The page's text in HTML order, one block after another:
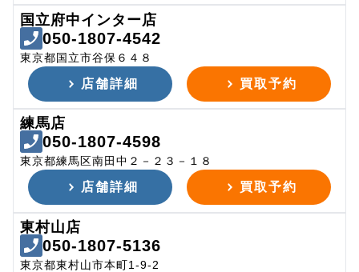
国立府中インター店
050-1807-4542
東京都国立市谷保６４８
店舗詳細 買取予約
練馬店
050-1807-4598
東京都練馬区南田中２－２３－１８
店舗詳細 買取予約
東村山店
050-1807-5136
東京都東村山市本町1-9-2